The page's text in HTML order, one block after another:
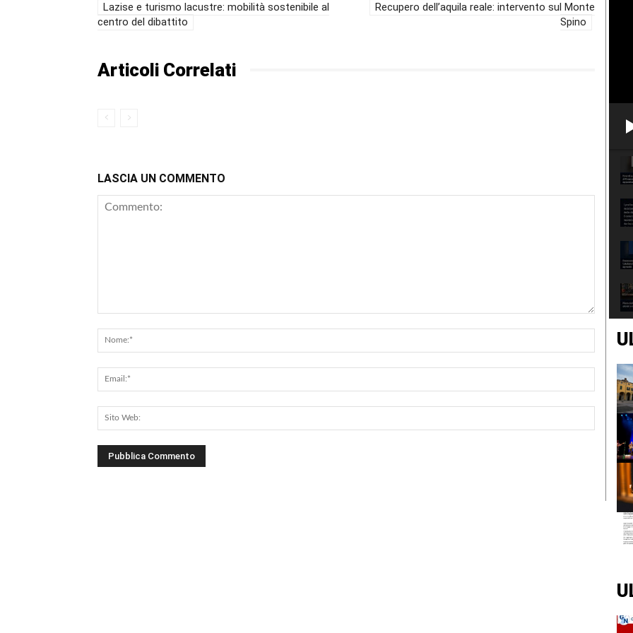
Lazise e turismo lacustre: mobilità sostenibile al
centro del dibattito
Recupero dell’aquila reale: intervento sul Monte
Spino
Articoli Correlati
LASCIA UN COMMENTO
Nome:*
Email:*